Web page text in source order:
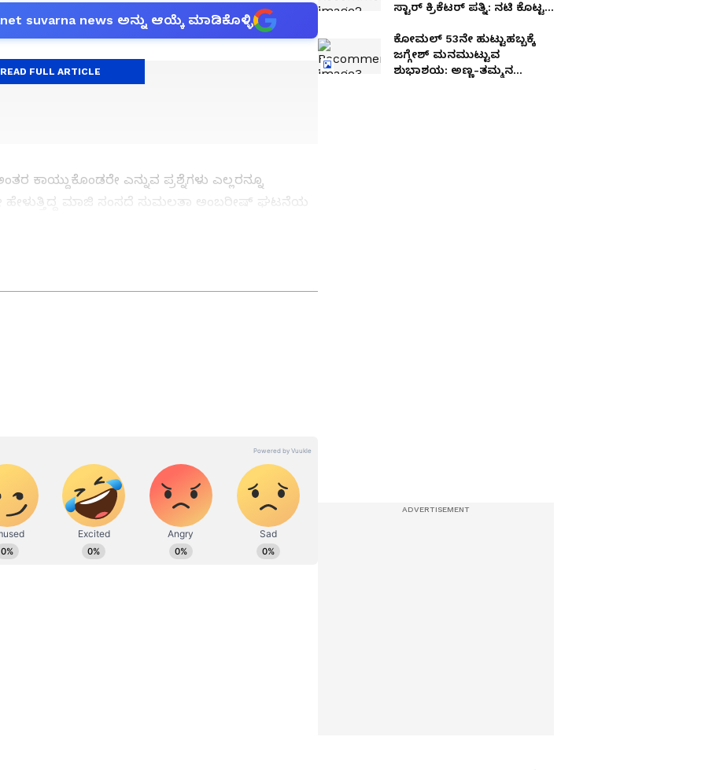
suvarna news ಅನ್ನು ಆಯ್ಕೆ ಮಾಡಿಕೊಳ್ಳಿ
ಎನ್ನುವ ಪ್ರಶ್ನೆಗಳು ಎಲ್ಲರನ್ನೂ
ಹೇಳುತ್ತಿದ್ದ ಮಾಜಿ ಸಂಸದೆ ಸುಮಲತಾ ಅಂಬರೀಷ್‌ ಘಟನೆಯ
ಖಾತೆಯಲ್ಲಿ ಹಾಕಿರುವ 'ಸತ್ಯಮೇವ ಜಯತೆ' ಎಂಬ
post on Instagram
READ FULL ARTICLE
ಸ್ನಾತಕೋತ್ತರ ಪದವಿಯನ್ನು ಬೆಂಗಳೂರು
ಇಂಟರ್ನ್‌ಶಿಪ್ ನಿರ್ವಹಣೆ. ಪ್ರಜಾವಾಣಿ ಮತ್ತು
ಹಾಗೂ ಕಂಟೆಂಟ್ ಡೆವಲಪರ್ ಆಗಿ ಕೆಲಸ ಮಾಡಿದ್ದೇನೆ.
ಸಿನಿಮಾ ವೀಕ್ಷಿಸುವುದು, ಸಂಗೀತ ಕೇಳುವುದು ಮತ್ತು ಕ್ರೀಡೆ ನೆಚ್ಚಿನ
ಸ್ಟಾರ್ ಕ್ರಿಕೆಟರ್ ಪತ್ನಿ: ನಟಿ ಕೊಟ್ಟ
ಕೋಮಲ್ 53ನೇ ಹುಟ್ಟುಹಬ್ಬಕ್ಕೆ
ಜಗ್ಗೇಶ್ ಮನಮುಟ್ಟುವ
ಶುಭಾಶಯ: ಅಣ್ಣ-ತಮ್ಮನ